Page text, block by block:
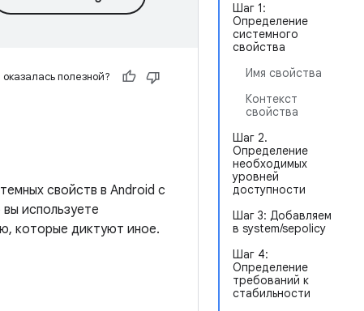
Шаг 1:
Определение
системного
свойства
Имя свойства
Контекст
свойства
Шаг 2.
Определение
необходимых
уровней
доступности
Шаг 3: Добавляем
в system/sepolicy
Шаг 4:
Определение
требований к
стабильности
полезной?
свойств в Android с
используете
которые диктуют иное.